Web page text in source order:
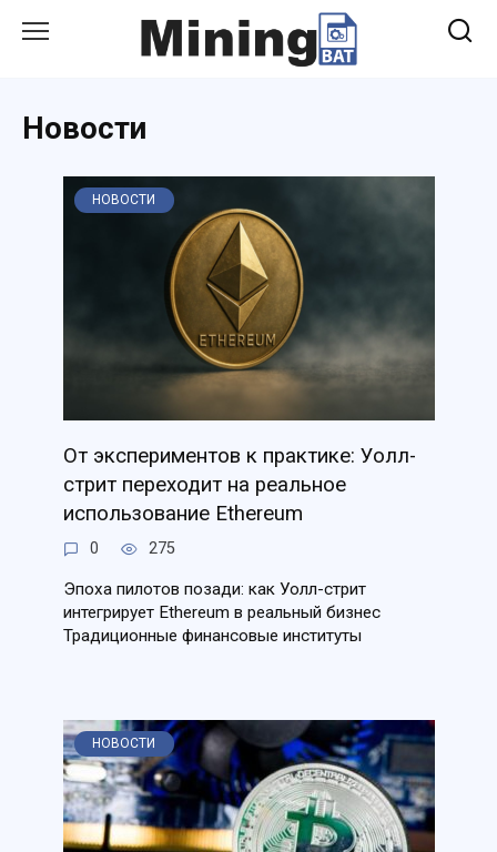
Новости
НОВОСТИ
От экспериментов к практике: Уолл-
стрит переходит на реальное
использование Ethereum
0 275
Эпоха пилотов позади: как Уолл-стрит
интегрирует Ethereum в реальный бизнес
Традиционные финансовые институты
НОВОСТИ